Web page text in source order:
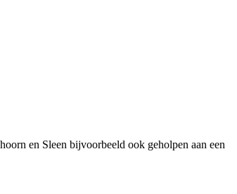
en Sleen bijvoorbeeld ook geholpen aan een